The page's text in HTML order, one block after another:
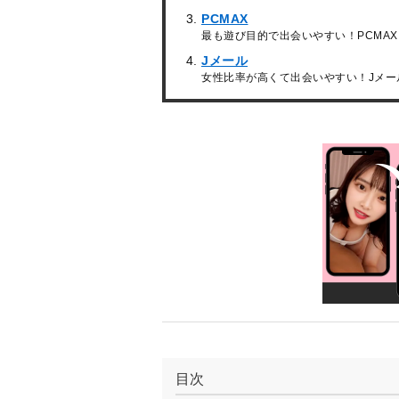
PCMAX
最も遊び目的で出会いやすい！PCMAX
Jメール
女性比率が高くて出会いやすい！Jメー
目次